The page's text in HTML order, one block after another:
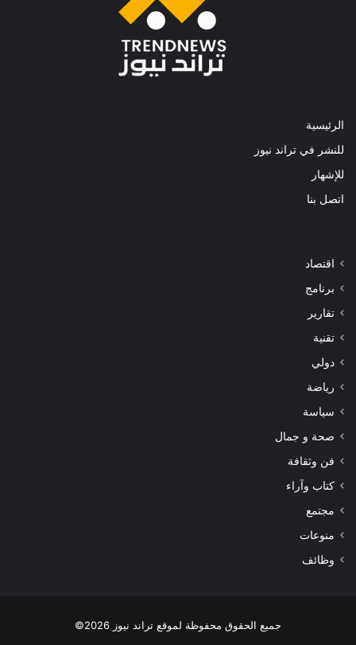
الرئيسية
للنشر في تراند نيوز
للإشهار
اتصل بنا
اقتصاد
برنامج
تقارير
تقنية
دولي
رياضة
سياسة
صحة و جمال
فن وثقافة
كتاب وآراء
مجتمع
منوعات
وظائف
جميع الحقوق محفوظة لموقع تراند نيوز 2026©